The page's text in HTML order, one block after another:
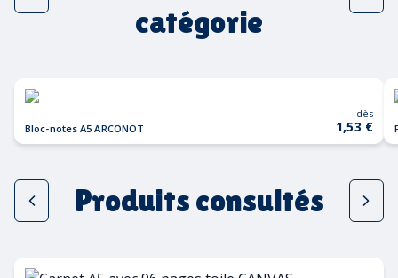
catégorie
Bloc-notes A5 ARCONOT
dès
1,53 €
Produits consultés